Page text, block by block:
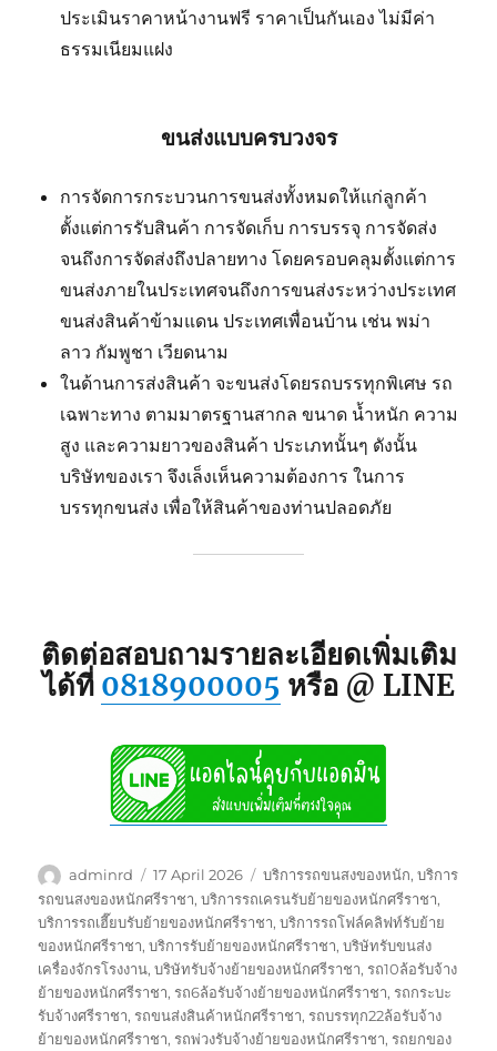
ประเมินราคาหน้างานฟรี ราคาเป็นกันเอง ไม่มีค่า
ธรรมเนียมแฝง
ขนส่งแบบครบวงจร
การจัดการกระบวนการขนส่งทั้งหมดให้แก่ลูกค้า
ตั้งแต่การรับสินค้า การจัดเก็บ การบรรจุ การจัดส่ง
จนถึงการจัดส่งถึงปลายทาง โดยครอบคลุมตั้งแต่การ
ขนส่งภายในประเทศจนถึงการขนส่งระหว่างประเทศ
ขนส่งสินค้าข้ามแดน ประเทศเพื่อนบ้าน เช่น พม่า
ลาว กัมพูชา เวียดนาม
ในด้านการส่งสินค้า จะขนส่งโดยรถบรรทุกพิเศษ รถ
เฉพาะทาง ตามมาตรฐานสากล ขนาด น้ำหนัก ความ
สูง และความยาวของสินค้า ประเภทนั้นๆ ดังนั้น
บริษัทของเรา จึงเล็งเห็นความต้องการ ในการ
บรรทุกขนส่ง เพื่อให้สินค้าของท่านปลอดภัย
ติดต่อสอบถามรายละเอียดเพิ่มเติม
ได้ที่ 0818900005 หรือ @ LINE
Author
adminrd
Posted
on
17 April 2026 Tags
บริการรถขนสงของหนัก,บริการ
รถขนสงของหนักศรีราชา,บริการรถเครนรับย้ายของหนักศรีราชา,
บริการรถเฮี๊ยบรับย้ายของหนักศรีราชา,บริการรถโฟล์คลิฟท์รับย้าย
ของหนักศรีราชา,บริการรับย้ายของหนักศรีราชา,บริษัทรับขนส่ง
เครื่องจักรโรงงาน,บริษัทรับจ้างย้ายของหนักศรีราชา,รถ10ล้อรับจ้าง
ย้ายของหนักศรีราชา,รถ6ล้อรับจ้างย้ายของหนักศรีราชา,รถกระบะ
รับจ้างศรีราชา,รถขนส่งสินค้าหนักศรีราชา,รถบรรทุก22ล้อรับจ้าง
ย้ายของหนักศรีราชา,รถพ่วงรับจ้างย้ายของหนักศรีราชา,รถยกของ